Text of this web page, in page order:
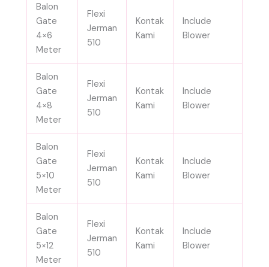
Balon
Gate
4×6
Meter
Flexi
Jerman
510
Kontak
Kami
Include
Blower
Balon
Gate
4×8
Meter
Flexi
Jerman
510
Kontak
Kami
Include
Blower
Balon
Gate
5×10
Meter
Flexi
Jerman
510
Kontak
Kami
Include
Blower
Balon
Gate
5×12
Meter
Flexi
Jerman
510
Kontak
Kami
Include
Blower